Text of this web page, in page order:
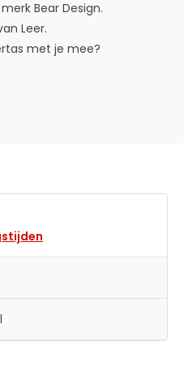
Bear Design.
Leer.
met je mee?